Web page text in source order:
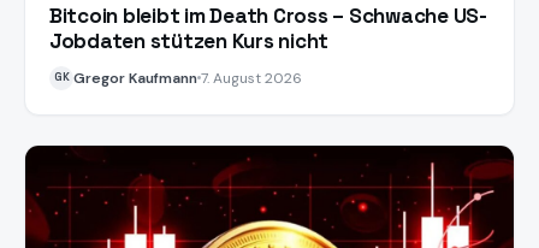
Bitcoin bleibt im Death Cross – Schwache US-
Jobdaten stützen Kurs nicht
GK Gregor Kaufmann7. August 2026